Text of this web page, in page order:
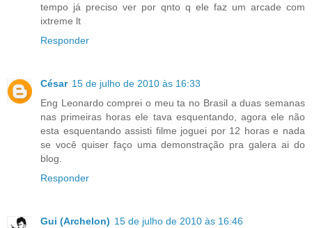
tempo já preciso ver por qnto q ele faz um arcade com
ixtreme lt
Responder
César 15 de julho de 2010 às 16:33
Eng Leonardo comprei o meu ta no Brasil a duas semanas
nas primeiras horas ele tava esquentando, agora ele não
esta esquentando assisti filme joguei por 12 horas e nada
se você quiser faço uma demonstração pra galera ai do
blog.
Responder
Gui (Archelon) 15 de julho de 2010 às 16:46